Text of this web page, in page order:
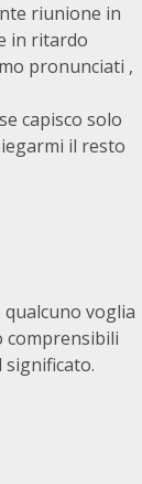
riunione in
in ritardo
pronunciati ,
capisco solo
il resto
voglia
comprensibili
significato.